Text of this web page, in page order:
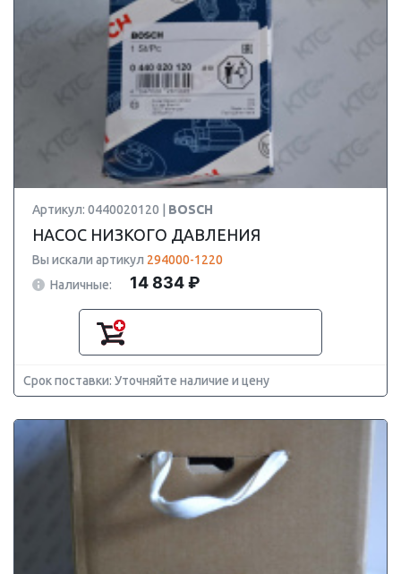
Артикул: 0440020120 | BOSCH
НАСОС НИЗКОГО ДАВЛЕНИЯ
Вы искали артикул 294000-1220
Наличные:
14 834 ₽
Срок поставки: Уточняйте наличие и цену